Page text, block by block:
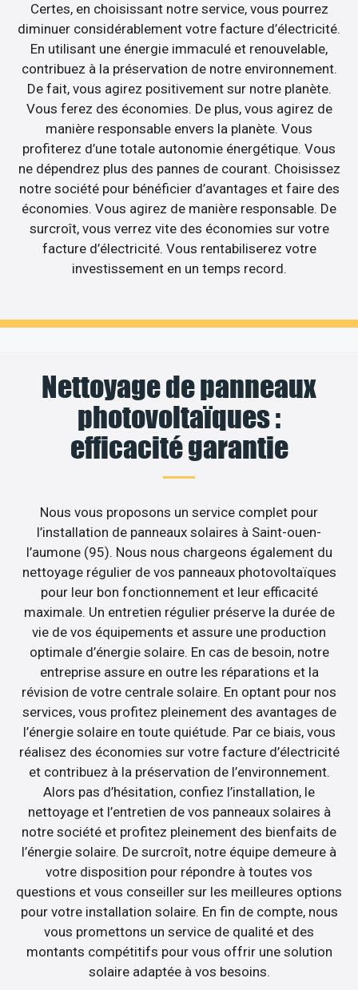
Certes, en choisissant notre service, vous pourrez
diminuer considérablement votre facture d’électricité.
En utilisant une énergie immaculé et renouvelable,
contribuez à la préservation de notre environnement.
De fait, vous agirez positivement sur notre planète.
Vous ferez des économies. De plus, vous agirez de
manière responsable envers la planète. Vous
profiterez d’une totale autonomie énergétique. Vous
ne dépendrez plus des pannes de courant. Choisissez
notre société pour bénéficier d’avantages et faire des
économies. Vous agirez de manière responsable. De
surcroît, vous verrez vite des économies sur votre
facture d’électricité. Vous rentabiliserez votre
investissement en un temps record.
Nettoyage de panneaux
photovoltaïques :
efficacité garantie
Nous vous proposons un service complet pour
l’installation de panneaux solaires à Saint-ouen-
l’aumone (95). Nous nous chargeons également du
nettoyage régulier de vos panneaux photovoltaïques
pour leur bon fonctionnement et leur efficacité
maximale. Un entretien régulier préserve la durée de
vie de vos équipements et assure une production
optimale d’énergie solaire. En cas de besoin, notre
entreprise assure en outre les réparations et la
révision de votre centrale solaire. En optant pour nos
services, vous profitez pleinement des avantages de
l’énergie solaire en toute quiétude. Par ce biais, vous
réalisez des économies sur votre facture d’électricité
et contribuez à la préservation de l’environnement.
Alors pas d’hésitation, confiez l’installation, le
nettoyage et l’entretien de vos panneaux solaires à
notre société et profitez pleinement des bienfaits de
l’énergie solaire. De surcroît, notre équipe demeure à
votre disposition pour répondre à toutes vos
questions et vous conseiller sur les meilleures options
pour votre installation solaire. En fin de compte, nous
vous promettons un service de qualité et des
montants compétitifs pour vous offrir une solution
solaire adaptée à vos besoins.